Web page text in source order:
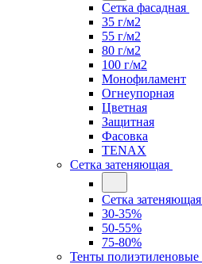
Сетка фасадная
35 г/м2
55 г/м2
80 г/м2
100 г/м2
Монофиламент
Огнеупорная
Цветная
Защитная
Фасовка
TENAX
Сетка затеняющая
Сетка затеняющая
30-35%
50-55%
75-80%
Тенты полиэтиленовые